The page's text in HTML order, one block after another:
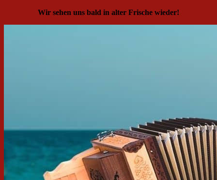
Wir sehen uns bald in alter Frische wieder!